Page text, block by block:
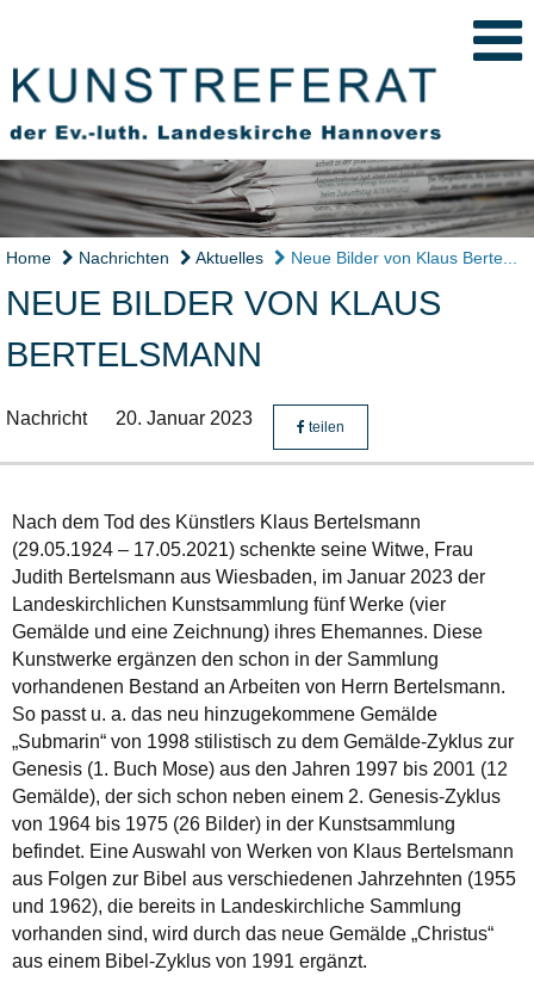
Home Nachrichten Aktuelles Neue Bilder von Klaus Berte...
NEUE BILDER VON KLAUS
BERTELSMANN
Nachricht 20. Januar 2023 teilen
Nach dem Tod des Künstlers Klaus Bertelsmann
(29.05.1924 – 17.05.2021) schenkte seine Witwe, Frau
Judith Bertelsmann aus Wiesbaden, im Januar 2023 der
Landeskirchlichen Kunstsammlung fünf Werke (vier
Gemälde und eine Zeichnung) ihres Ehemannes. Diese
Kunstwerke ergänzen den schon in der Sammlung
vorhandenen Bestand an Arbeiten von Herrn Bertelsmann.
So passt u. a. das neu hinzugekommene Gemälde
„Submarin“ von 1998 stilistisch zu dem Gemälde-Zyklus zur
Genesis (1. Buch Mose) aus den Jahren 1997 bis 2001 (12
Gemälde), der sich schon neben einem 2. Genesis-Zyklus
von 1964 bis 1975 (26 Bilder) in der Kunstsammlung
befindet. Eine Auswahl von Werken von Klaus Bertelsmann
aus Folgen zur Bibel aus verschiedenen Jahrzehnten (1955
und 1962), die bereits in Landeskirchliche Sammlung
vorhanden sind, wird durch das neue Gemälde „Christus“
aus einem Bibel-Zyklus von 1991 ergänzt.